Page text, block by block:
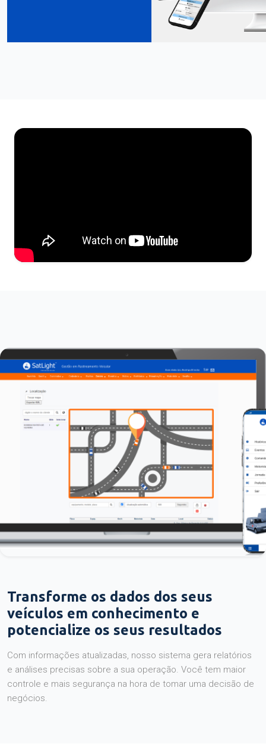
Transforme os dados dos seus
veículos em conhecimento e
potencialize os seus resultados
Com informações atualizadas, nosso sistema gera relatórios
e análises precisas sobre a sua operação. Você tem maior
controle e mais segurança na hora de tomar uma decisão de
negócios.